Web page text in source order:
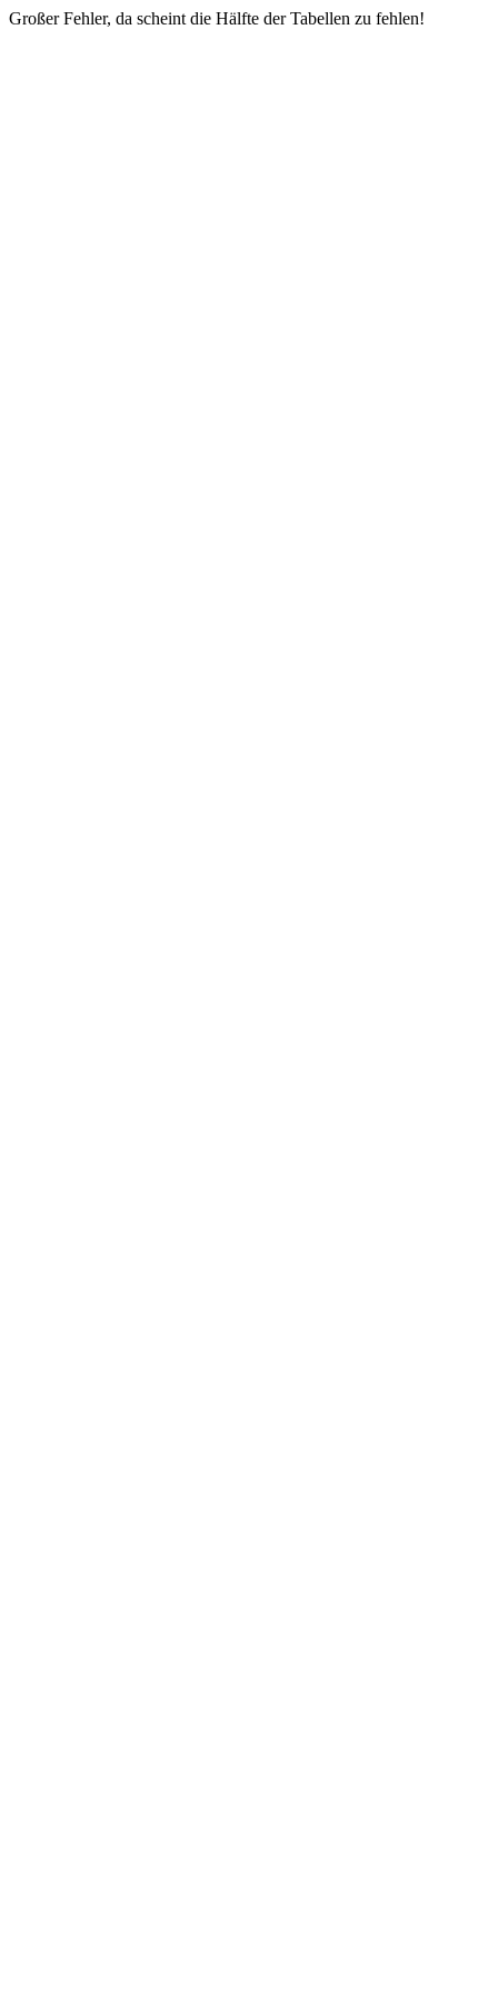
Großer Fehler, da scheint die Hälfte der Tabellen zu fehlen!